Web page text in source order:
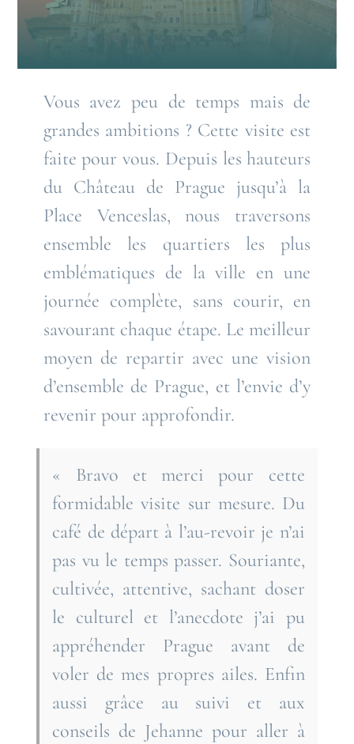
Vous avez peu de temps mais de
grandes ambitions ? Cette visite est
faite pour vous. Depuis les hauteurs
du Château de Prague jusqu’à la
Place Venceslas, nous traversons
ensemble les quartiers les plus
emblématiques de la ville en une
journée complète, sans courir, en
savourant chaque étape. Le meilleur
moyen de repartir avec une vision
d’ensemble de Prague, et l’envie d’y
revenir pour approfondir.
« Bravo et merci pour cette
formidable visite sur mesure. Du
café de départ à l’au-revoir je n’ai
pas vu le temps passer. Souriante,
cultivée, attentive, sachant doser
le culturel et l’anecdote j’ai pu
appréhender Prague avant de
voler de mes propres ailes. Enfin
aussi grâce au suivi et aux
conseils de Jehanne pour aller à